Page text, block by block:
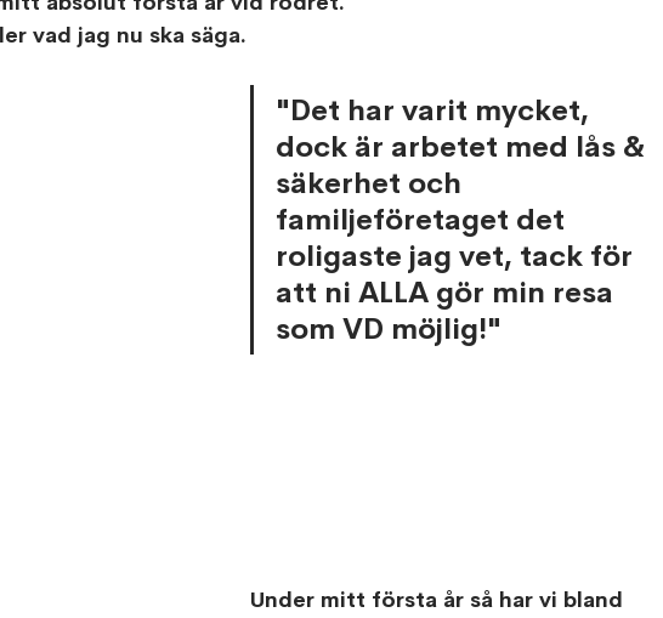
vad jag nu ska säga.
"Det har varit mycket,
dock är arbetet med lås &
säkerhet och
familjeföretaget det
roligaste jag vet, tack för
att ni ALLA gör min resa
som VD möjlig!"
Under mitt första år så har vi bland